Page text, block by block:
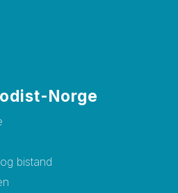
Norge
bistand